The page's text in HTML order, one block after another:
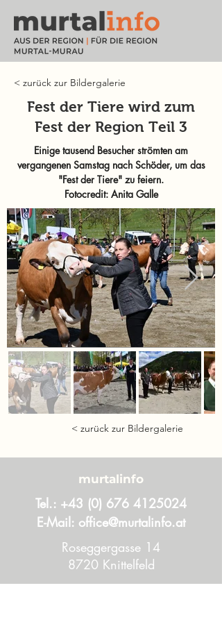
< zurück zur Bildergalerie
Fest der Tiere wird zum
Fest der Region Teil 3
Einige tausend Besucher strömten am
vergangenen Samstag nach Schöder, um das
"Fest der Tiere" zu feiern.
Fotocredit: Anita Galle
< zurück zur Bildergalerie
murtalinfo
Tel.: +43 (0) 676 4125024
E-Mail: office@murtalinfo.at
Roseggergasse 14
8720 Knittelfeld